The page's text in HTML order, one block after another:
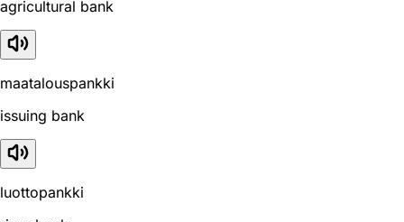
agricultural bank
maatalouspankki
issuing bank
luottopankki